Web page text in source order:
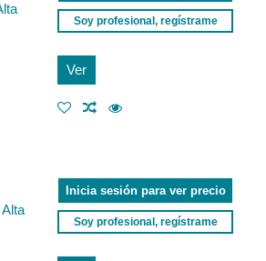
Soy profesional, regístrame
Ver
Inicia sesión para ver precio
Soy profesional, regístrame